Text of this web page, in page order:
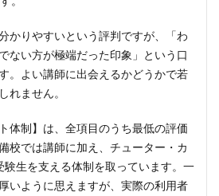
かりやすいという評判ですが、「わ
ない方が極端だった印象」という口
。よい講師に出会えるかどうかで若
れません。
体制】は、全項目のうち最低の評価
校では講師に加え、チューター・カ
験生を支える体制を取っています。一
いように思えますが、実際の利用者